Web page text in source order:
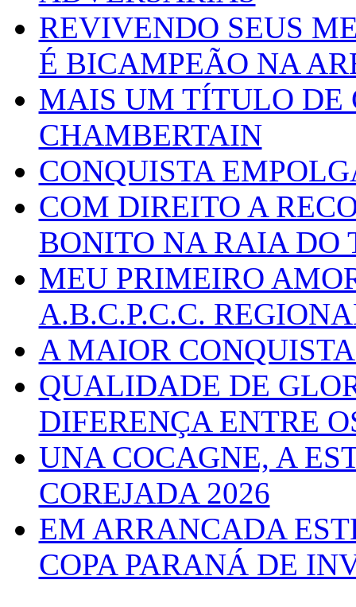
REVIVENDO SEUS
É BICAMPEÃO NA
MAIS UM TÍTULO DE
CHAMBERTAIN
CONQUISTA
COM DIREITO A
BONITO NA RAIA DO
MEU PRIMEIRO
A.B.C.P.C.C.
A MAIOR
QUALIDADE DE
DIFERENÇA ENTRE
UNA COCAGNE, A
COREJADA 2026
EM ARRANCADA
COPA PARANÁ DE